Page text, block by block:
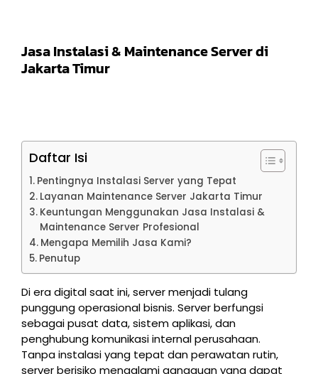
Jasa Instalasi & Maintenance Server di
Jakarta Timur
Daftar Isi
Pentingnya Instalasi Server yang Tepat
Layanan Maintenance Server Jakarta Timur
Keuntungan Menggunakan Jasa Instalasi &
Maintenance Server Profesional
Mengapa Memilih Jasa Kami?
Penutup
Di era digital saat ini, server menjadi tulang
punggung operasional bisnis. Server berfungsi
sebagai pusat data, sistem aplikasi, dan
penghubung komunikasi internal perusahaan.
Tanpa instalasi yang tepat dan perawatan rutin,
server berisiko mengalami gangguan yang dapat